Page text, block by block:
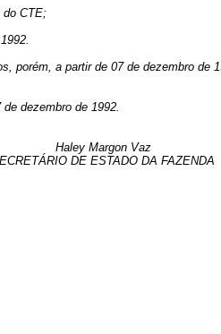
do CTE;
porém, a partir de 07 de dezembro de
dezembro de 1992.
Haley Margon Vaz
DE ESTADO DA FAZENDA